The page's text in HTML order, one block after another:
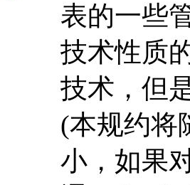
表的一些
技术性质
技术，但
(本规约将
小，如果